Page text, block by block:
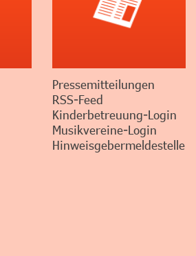
Pressemitteilungen
RSS-Feed
Kinderbetreuung-Login
Musikvereine-Login
Hinweisgebermeldestelle